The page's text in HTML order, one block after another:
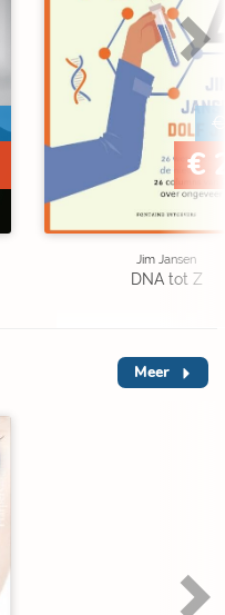
€
Jim Jansen
DNA tot Z
Meer